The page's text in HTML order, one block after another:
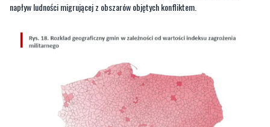
napływ ludności migrującej z obszarów objętych konfliktem.